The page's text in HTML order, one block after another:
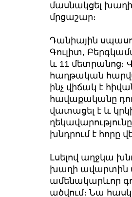
մասնակցել
մրցաշար։
Դանիային
Գուլիտ,
և 11 մետրանոց։
հաղթական
ինչ վիճակ է
հավաքականը
վատացել է և
խնդրում է հորը
Լսելով աղջկա
խաղի ավարտին
ամենակարևոր
ածվում։ Նա